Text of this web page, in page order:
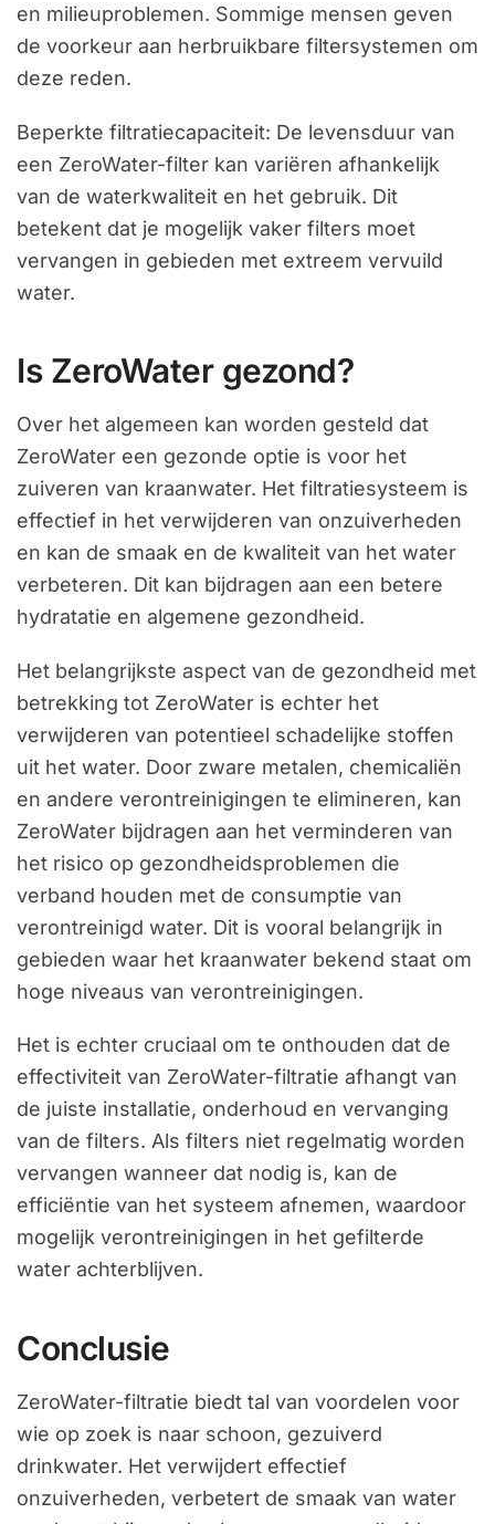
en milieuproblemen. Sommige mensen geven
de voorkeur aan herbruikbare filtersystemen om
deze reden.
Beperkte filtratiecapaciteit: De levensduur van
een ZeroWater-filter kan variëren afhankelijk
van de waterkwaliteit en het gebruik. Dit
betekent dat je mogelijk vaker filters moet
vervangen in gebieden met extreem vervuild
water.
Is ZeroWater gezond?
Over het algemeen kan worden gesteld dat
ZeroWater een gezonde optie is voor het
zuiveren van kraanwater. Het filtratiesysteem is
effectief in het verwijderen van onzuiverheden
en kan de smaak en de kwaliteit van het water
verbeteren. Dit kan bijdragen aan een betere
hydratatie en algemene gezondheid.
Het belangrijkste aspect van de gezondheid met
betrekking tot ZeroWater is echter het
verwijderen van potentieel schadelijke stoffen
uit het water. Door zware metalen, chemicaliën
en andere verontreinigingen te elimineren, kan
ZeroWater bijdragen aan het verminderen van
het risico op gezondheidsproblemen die
verband houden met de consumptie van
verontreinigd water. Dit is vooral belangrijk in
gebieden waar het kraanwater bekend staat om
hoge niveaus van verontreinigingen.
Het is echter cruciaal om te onthouden dat de
effectiviteit van ZeroWater-filtratie afhangt van
de juiste installatie, onderhoud en vervanging
van de filters. Als filters niet regelmatig worden
vervangen wanneer dat nodig is, kan de
efficiëntie van het systeem afnemen, waardoor
mogelijk verontreinigingen in het gefilterde
water achterblijven.
Conclusie
ZeroWater-filtratie biedt tal van voordelen voor
wie op zoek is naar schoon, gezuiverd
drinkwater. Het verwijdert effectief
onzuiverheden, verbetert de smaak van water